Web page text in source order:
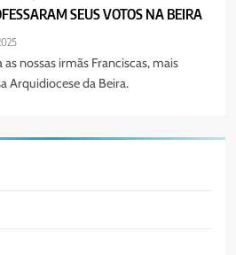
SEUS VOTOS NA BEIRA
as nossas irmãs Franciscas, mais
Arquidiocese da Beira.